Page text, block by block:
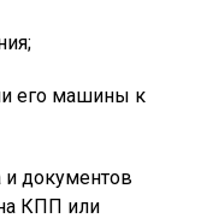
его машины к
и документов
КПП или